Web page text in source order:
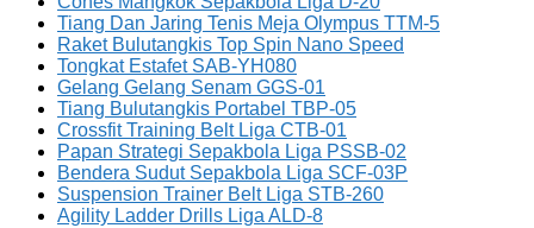
Tiang Dan Jaring Tenis Meja Olympus TTM-5
Raket Bulutangkis Top Spin Nano Speed
Tongkat Estafet SAB-YH080
Gelang Gelang Senam GGS-01
Tiang Bulutangkis Portabel TBP-05
Crossfit Training Belt Liga CTB-01
Papan Strategi Sepakbola Liga PSSB-02
Bendera Sudut Sepakbola Liga SCF-03P
Suspension Trainer Belt Liga STB-260
Agility Ladder Drills Liga ALD-8